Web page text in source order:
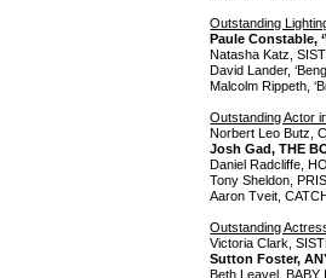
Outstanding
Paule Constable,
Natasha Katz,
David Lander,
Malcolm Rippeth,
Outstanding Actor
Norbert Leo Butz,
Josh Gad, THE
Daniel Radcliffe,
Tony Sheldon,
Aaron Tveit,
Outstanding
Victoria Clark,
Sutton Foster,
Beth Leavel, BABY